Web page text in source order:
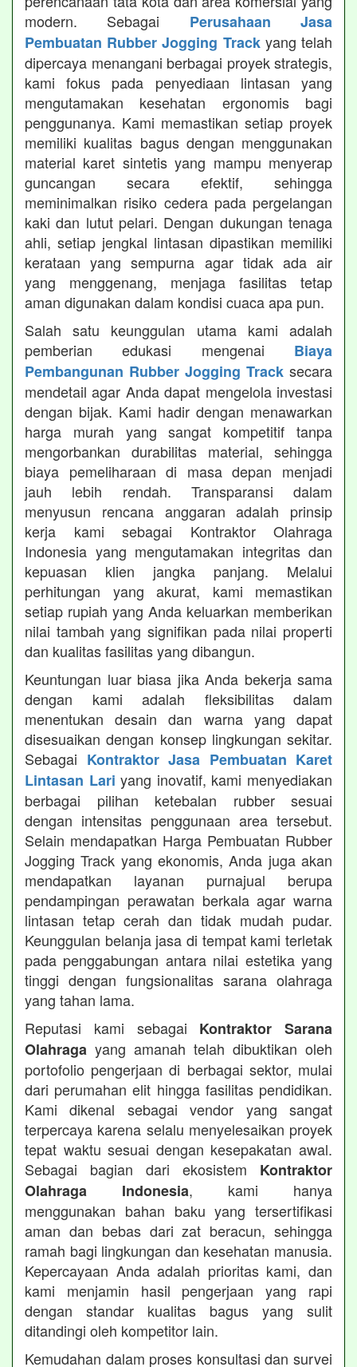
modern. Sebagai Perusahaan Jasa
Pembuatan Rubber Jogging Trackyang telah
dipercaya menangani berbagai proyek strategis,
kami fokus pada penyediaan lintasan yang
mengutamakan kesehatan ergonomis bagi
penggunanya. Kami memastikan setiap proyek
memiliki kualitas bagus dengan menggunakan
material karet sintetis yang mampu menyerap
guncangan secara efektif, sehingga
meminimalkan risiko cedera pada pergelangan
kaki dan lutut pelari. Dengan dukungan tenaga
ahli, setiap jengkal lintasan dipastikan memiliki
kerataan yang sempurna agar tidak ada air
yang menggenang, menjaga fasilitas tetap
aman digunakan dalam kondisi cuaca apa pun.
Salah satu keunggulan utama kami adalah
pemberian edukasi mengenai Biaya
Pembangunan Rubber Jogging Track secara
mendetail agar Anda dapat mengelola investasi
dengan bijak. Kami hadir dengan menawarkan
harga murah yang sangat kompetitif tanpa
mengorbankan durabilitas material, sehingga
biaya pemeliharaan di masa depan menjadi
jauh lebih rendah. Transparansi dalam
menyusun rencana anggaran adalah prinsip
kerja kami sebagai Kontraktor Olahraga
Indonesia yang mengutamakan integritas dan
kepuasan klien jangka panjang. Melalui
perhitungan yang akurat, kami memastikan
setiap rupiah yang Anda keluarkan memberikan
nilai tambah yang signifikan pada nilai properti
dan kualitas fasilitas yang dibangun.
Keuntungan luar biasa jika Anda bekerja sama
dengan kami adalah fleksibilitas dalam
menentukan desain dan warna yang dapat
disesuaikan dengan konsep lingkungan sekitar.
Sebagai Kontraktor Jasa Pembuatan Karet
Lintasan Lari yang inovatif, kami menyediakan
berbagai pilihan ketebalan rubber sesuai
dengan intensitas penggunaan area tersebut.
Selain mendapatkan Harga Pembuatan Rubber
Jogging Track yang ekonomis, Anda juga akan
mendapatkan layanan purnajual berupa
pendampingan perawatan berkala agar warna
lintasan tetap cerah dan tidak mudah pudar.
Keunggulan belanja jasa di tempat kami terletak
pada penggabungan antara nilai estetika yang
tinggi dengan fungsionalitas sarana olahraga
yang tahan lama.
Reputasi kami sebagai Kontraktor Sarana
Olahraga yang amanah telah dibuktikan oleh
portofolio pengerjaan di berbagai sektor, mulai
dari perumahan elit hingga fasilitas pendidikan.
Kami dikenal sebagai vendor yang sangat
terpercaya karena selalu menyelesaikan proyek
tepat waktu sesuai dengan kesepakatan awal.
Sebagai bagian dari ekosistem Kontraktor
Olahraga Indonesia, kami hanya
menggunakan bahan baku yang tersertifikasi
aman dan bebas dari zat beracun, sehingga
ramah bagi lingkungan dan kesehatan manusia.
Kepercayaan Anda adalah prioritas kami, dan
kami menjamin hasil pengerjaan yang rapi
dengan standar kualitas bagus yang sulit
ditandingi oleh kompetitor lain.
Kemudahan dalam proses konsultasi dan survei